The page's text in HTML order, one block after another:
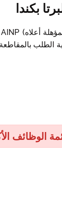
بكندا
الطلب
الوظائف